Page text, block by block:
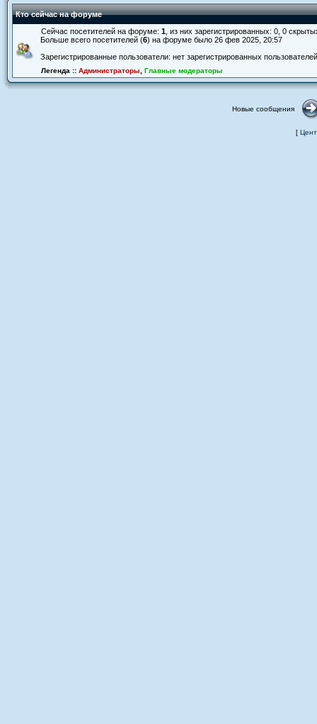
Кто сейчас на форуме
Сейчас посетителей на форуме: 1 , из них зарегистрированных: 0, 0
Больше всего посетителей (6) на форуме было 26 фев 2025, 20:57
Зарегистрированные пользователи: нет зарегистрированных пользователей
Легенда :: Администраторы Главные модераторы
Новые сообщения
[